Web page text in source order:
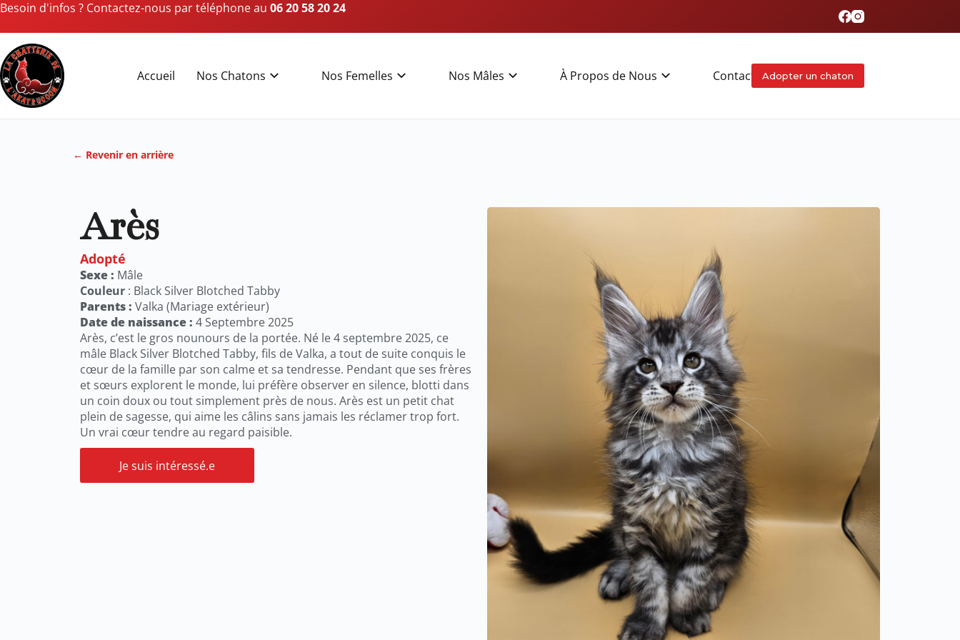
Besoin d'infos ? Contactez-nous par téléphone au 06 20 58 20 24
Accueil Nos Chatons Nos Femelles Nos Mâles À Propos de Nous Contact Adopter un chaton
← Revenir en arrière
Arès
Adopté
Sexe : Mâle
Couleur : Black Silver Blotched Tabby
Parents : Valka (Mariage extérieur)
Date de naissance : 4 Septembre 2025
Arès, c’est le gros nounours de la portée. Né le 4 septembre 2025, ce
mâle Black Silver Blotched Tabby, fils de Valka, a tout de suite conquis le
cœur de la famille par son calme et sa tendresse. Pendant que ses frères
et sœurs explorent le monde, lui préfère observer en silence, blotti dans
un coin doux ou tout simplement près de nous. Arès est un petit chat
plein de sagesse, qui aime les câlins sans jamais les réclamer trop fort.
Un vrai cœur tendre au regard paisible.
Je suis intéressé.e